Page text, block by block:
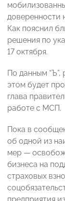
доверенности
Как пояснил
решения по
17 октября.
По данным
этом будет
глава
работе с МСП.
Пока в
об одной из
мер —
бизнеса на
страховых